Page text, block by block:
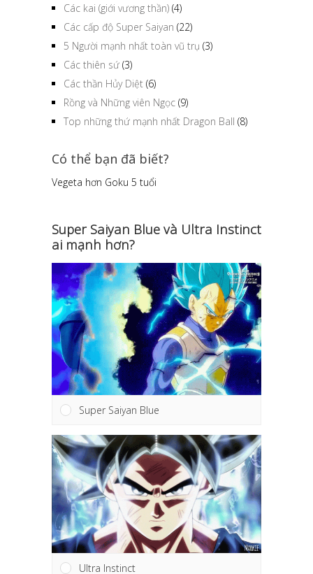
Các kai (giới vương thần) (4)
Các cấp độ Super Saiyan (22)
5 Người mạnh nhất toàn vũ trụ (3)
Các thiên sứ (3)
Các thần Hủy Diệt (6)
Rồng và Những viên Ngọc (9)
Top những thứ mạnh nhất Dragon Ball (8)
Có thể bạn đã biết?
Vegeta hơn Goku 5 tuổi
Super Saiyan Blue và Ultra Instinct
ai mạnh hơn?
Super Saiyan Blue
Ultra Instinct